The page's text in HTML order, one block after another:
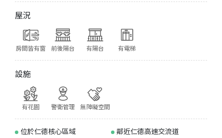
屋況
房間皆有窗 前後陽台 有陽台 有電梯
設施
有花園 警衛管理 無障礙空間
位於仁德核心區域
鄰近仁德高速交流道